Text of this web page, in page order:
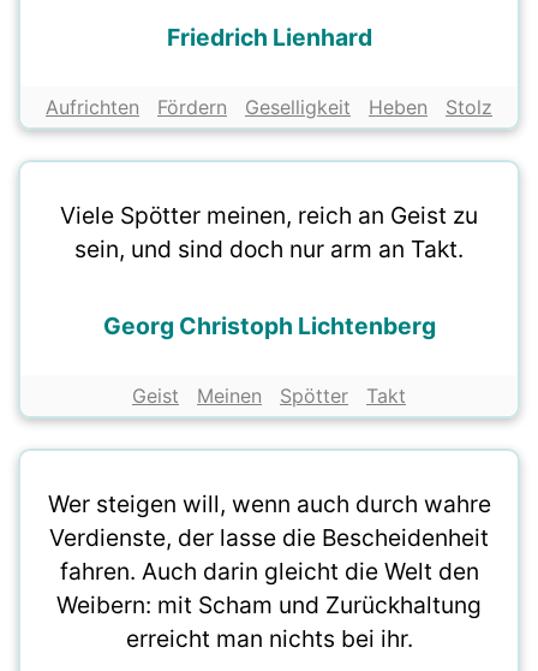
Friedrich Lienhard
Aufrichten Fördern Geselligkeit Heben Stolz
Viele Spötter meinen, reich an Geist zu
sein, und sind doch nur arm an Takt.
Georg Christoph Lichtenberg
Geist Meinen Spötter Takt
Wer steigen will, wenn auch durch wahre
Verdienste, der lasse die Bescheidenheit
fahren. Auch darin gleicht die Welt den
Weibern: mit Scham und Zurückhaltung
erreicht man nichts bei ihr.